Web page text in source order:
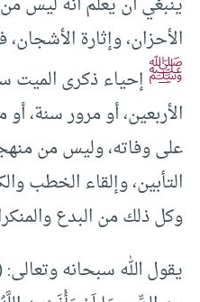
الأحزان، وإثارة
ﷺإحياء ذكرى الميت
الأربعين، أو مرور سنة،
على وفاته، وليس من
التأبين، وإلقاء الخطب
وكل ذلك من البدع
يقول الله سبحانه